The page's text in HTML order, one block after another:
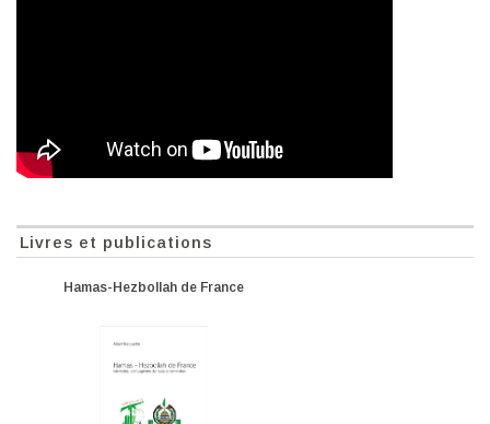
Livres et publications
Hamas-Hezbollah de France